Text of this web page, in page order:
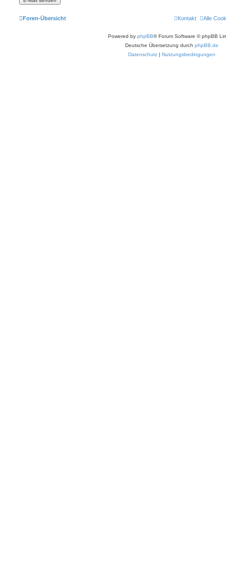
Foren-Übersicht Alle
Kontakt
Powered by phpBB® Forum Software © phpBB
Deutsche Übersetzung durch phpBB.de
Datenschutz | Nutzungsbedingungen